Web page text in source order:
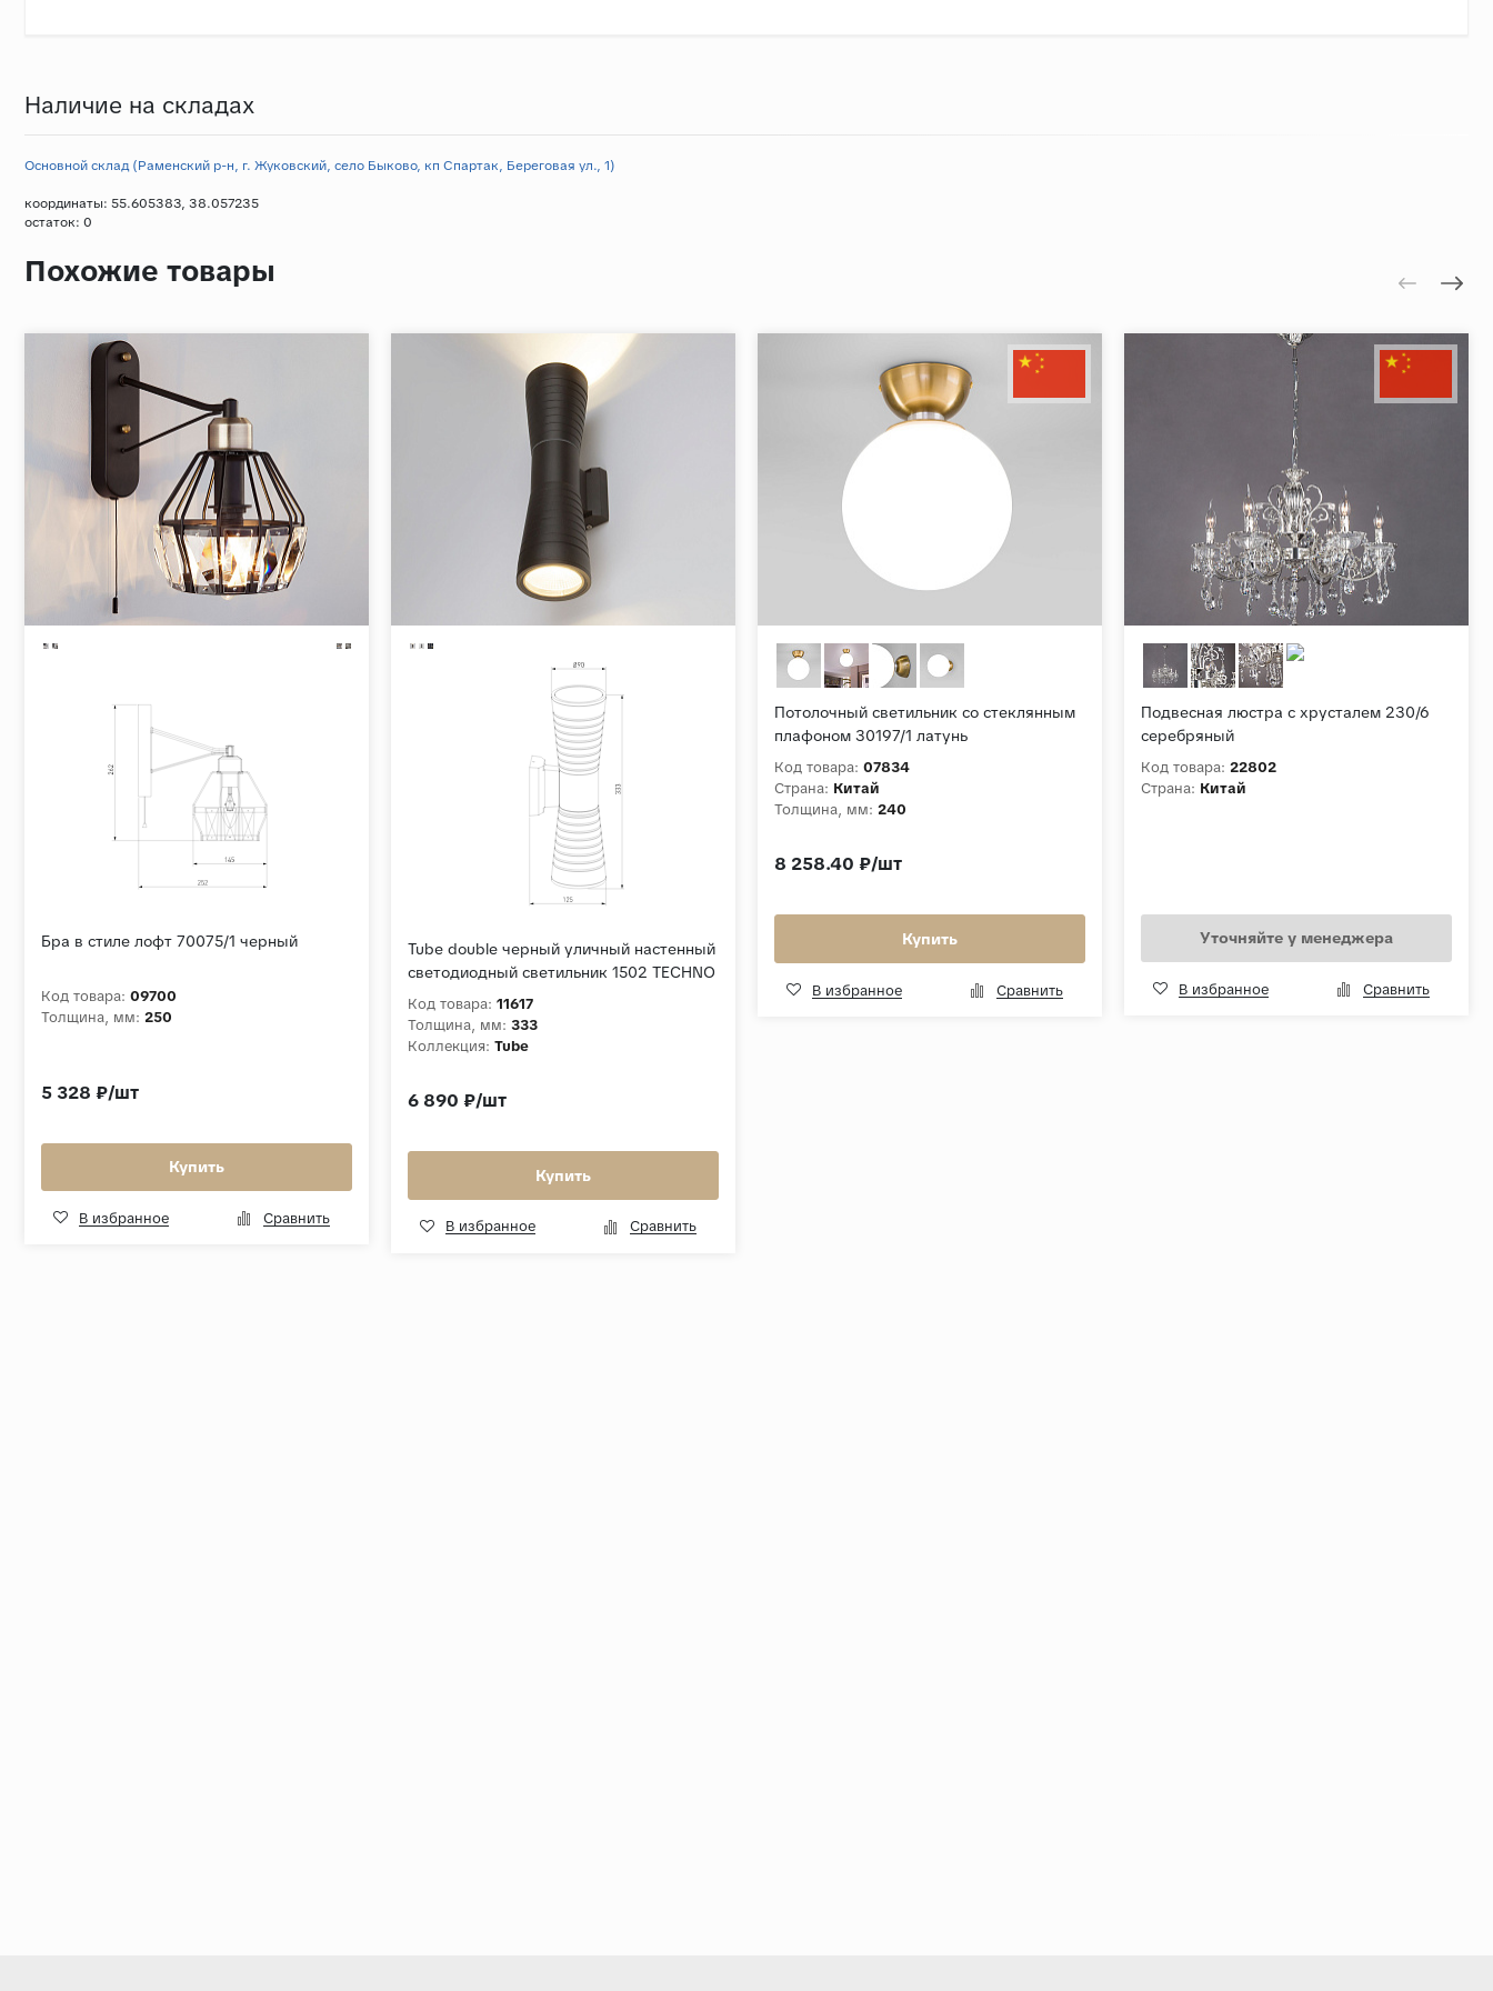
Наличие на складах
Основной склад (Раменский р-н, г. Жуковский, село Быково, кп Спартак, Береговая ул., 1)
координаты: 55.605383, 38.057235
остаток: 0
Похожие товары
Бра в стиле лофт 70075/1 черный
Код товара: 09700
Толщина, мм: 250
5 328 ₽/шт
Купить
В избранное Сравнить
Tube double черный уличный настенный
светодиодный светильник 1502 TECHNO
LED
Код товара: 11617
Толщина, мм: 333
Коллекция: Tube
6 890 ₽/шт
Купить
В избранное Сравнить
Потолочный светильник со стеклянным
плафоном 30197/1 латунь
Код товара: 07834
Страна: Китай
Толщина, мм: 240
8 258.40 ₽/шт
Купить
В избранное Сравнить
Подвесная люстра с хрусталем 230/6
серебряный
Код товара: 22802
Страна: Китай
Уточняйте у менеджера
В избранное Сравнить